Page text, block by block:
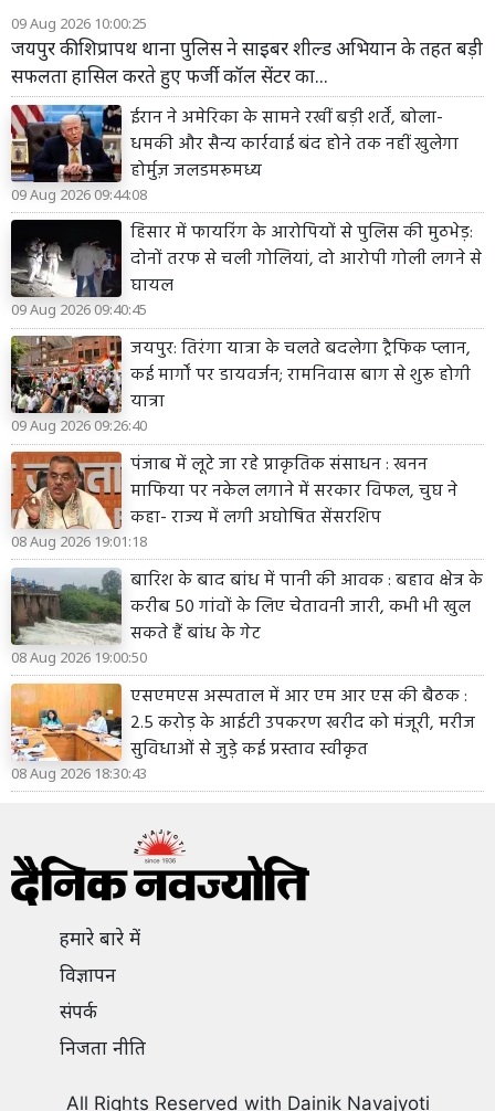
09 Aug 2026 10:00:25
जयपुर की शिप्रापथ थाना पुलिस ने साइबर शील्ड अभियान के तहत बड़ी
सफलता हासिल करते हुए फर्जी कॉल सेंटर का...
ईरान ने अमेरिका के सामने रखीं बड़ी शर्तें, बोला-
धमकी और सैन्य कार्रवाई बंद होने तक नहीं खुलेगा
होर्मुज़ जलडमरूमध्य
09 Aug 2026 09:44:08
हिसार में फायरिंग के आरोपियों से पुलिस की मुठभेड़:
दोनों तरफ से चली गोलियां, दो आरोपी गोली लगने से
घायल
09 Aug 2026 09:40:45
जयपुर: तिरंगा यात्रा के चलते बदलेगा ट्रैफिक प्लान,
कई मार्गों पर डायवर्जन; रामनिवास बाग से शुरू होगी
यात्रा
09 Aug 2026 09:26:40
पंजाब में लूटे जा रहे प्राकृतिक संसाधन : खनन
माफिया पर नकेल लगाने में सरकार विफल, चुघ ने
कहा- राज्य में लगी अघोषित सेंसरशिप
08 Aug 2026 19:01:18
बारिश के बाद बांध में पानी की आवक : बहाव क्षेत्र के
करीब 50 गांवों के लिए चेतावनी जारी, कभी भी खुल
सकते हैं बांध के गेट
08 Aug 2026 19:00:50
एसएमएस अस्पताल में आर एम आर एस की बैठक :
2.5 करोड़ के आईटी उपकरण खरीद को मंजूरी, मरीज
सुविधाओं से जुड़े कई प्रस्ताव स्वीकृत
08 Aug 2026 18:30:43
हमारे बारे में
विज्ञापन
संपर्क
निजता नीति
All Rights Reserved with Dainik Navajyoti